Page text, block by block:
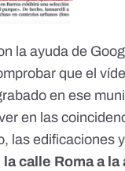
la ayuda de
que el
en ese
en las
las edificaciones
lacalle Roma a la